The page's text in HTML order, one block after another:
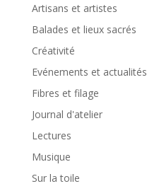
Artisans et artistes
Balades et lieux sacrés
Créativité
Evénements et actualités
Fibres et filage
Journal d'atelier
Lectures
Musique
Sur la toile